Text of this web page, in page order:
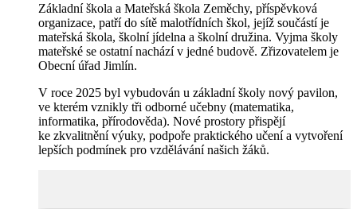
Základní škola a Mateřská škola Zeměchy, příspěvková
organizace, patří do sítě malotřídních škol, jejíž součástí je
mateřská škola, školní jídelna a školní družina. Vyjma školy
mateřské se ostatní nachází v jedné budově. Zřizovatelem je
Obecní úřad Jimlín.
V roce 2025 byl vybudován u základní školy nový pavilon,
ve kterém vznikly tři odborné učebny (matematika,
informatika, přírodověda). Nové prostory přispějí
ke zkvalitnění výuky, podpoře praktického učení a vytvoření
lepších podmínek pro vzdělávání našich žáků.